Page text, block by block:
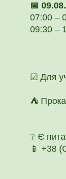
📅
07:00 –
09:30 –
☑ Для
⛺
❔ Є
📱 +38